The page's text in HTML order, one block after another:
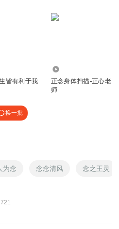
皆有利于我
正念身体扫描-正心老
师
换一批
为念 念念清风 念之王灵